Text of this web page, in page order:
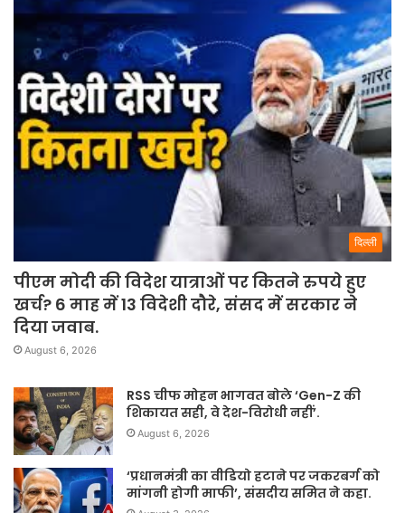
दिल्ली
पीएम मोदी की विदेश यात्राओं पर कितने रुपये हुए
खर्च? 6 माह में 13 विदेशी दौरे, संसद में सरकार ने
दिया जवाब.
August 6, 2026
RSS चीफ मोहन भागवत बोले ‘Gen-Z की
शिकायत सही, वे देश-विरोधी नहीं’.
August 6, 2026
‘प्रधानमंत्री का वीडियो हटाने पर जकरबर्ग को
मांगनी होगी माफी’, संसदीय समित ने कहा.